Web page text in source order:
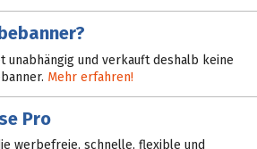
unabhängig und verkauft deshalb keine
Mehr erfahren!
Pro
werbefreie, schnelle, flexible und